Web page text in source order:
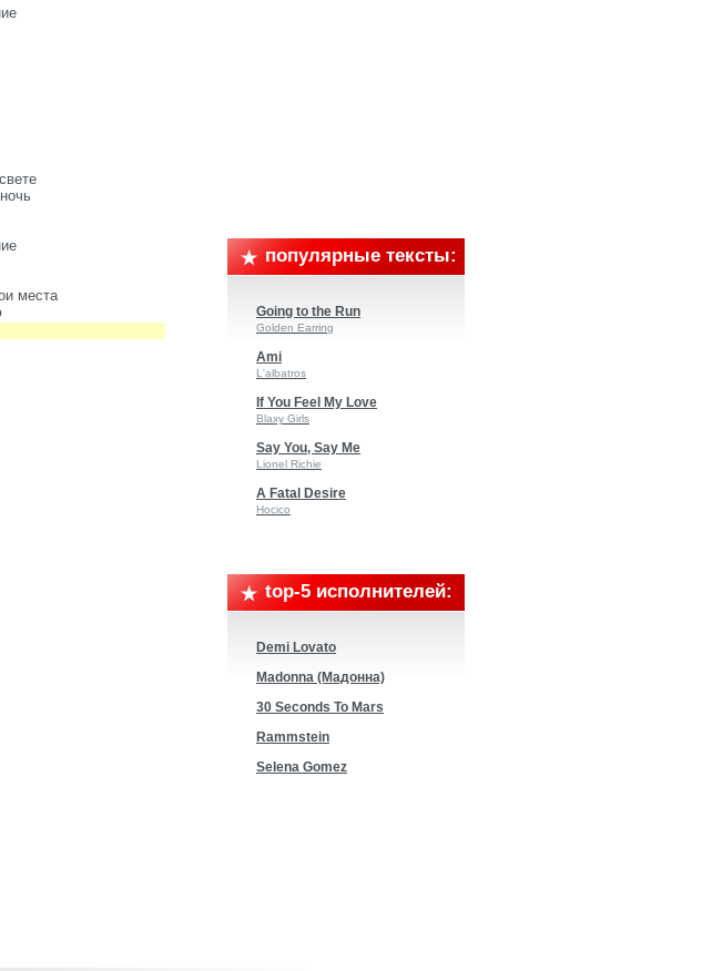
места
популярные тексты:
Going to the Run
Golden Earring
Ami
L'albatros
If You Feel My Love
Blaxy Girls
Say You, Say Me
Lionel Richie
A Fatal Desire
Hocico
top-5 исполнителей:
Demi Lovato
Madonna (Мадонна)
30 Seconds To Mars
Rammstein
Selena Gomez